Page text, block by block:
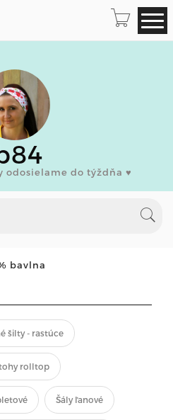
odosielame do týždňa ♥
bavlna
šilty - rastúce
rolltop
Šály ľanové